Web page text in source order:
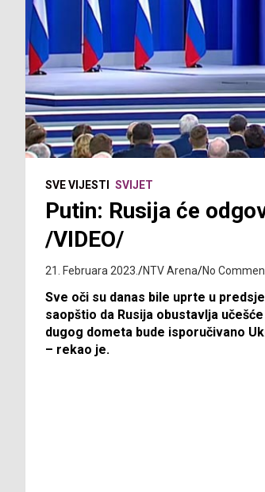
SVE VIJESTI SVIJET
Putin: Rusija će
/VIDEO/
21. Februara 2023. NTV Arena No
Sve oči su danas bile uprte u
saopštio da Rusija obustavlja
dugog dometa bude isporučivano
– rekao je.